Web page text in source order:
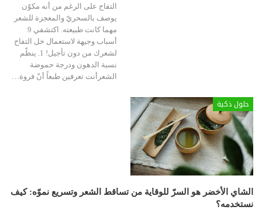
التفاح على الرغم من أنه مكوّن
يوصف بالسحريّ والمعجزة للشعر
مهما كانت طبيعته. اكتشفي 9
أسباب وجيهة لاستعمال خل التفاح
لشعرك من دون تأجيل!
1. ينظّم
نسبة الدهون ودرجة حموضة
الشعرأنت تعرفين طبعاً أنّ فروة…
حلول ذكية
الشاي الأخضر هو السرّ للوقاية من تساقط الشعر وتسريع نموّه: كيف
نستخدمه؟